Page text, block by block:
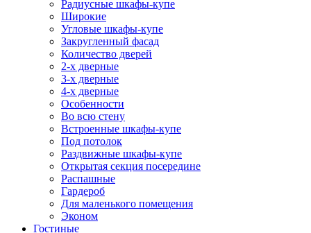
Радиусные шкафы-купе
Широкие
Угловые шкафы-купе
Закругленный фасад
Количество дверей
2-х дверные
3-х дверные
4-х дверные
Особенности
Во всю стену
Встроенные шкафы-купе
Под потолок
Раздвижные шкафы-купе
Открытая секция посередине
Распашные
Гардероб
Для маленького помещения
Эконом
Гостиные